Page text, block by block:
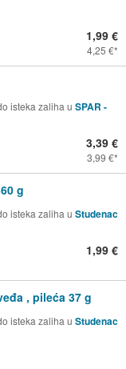
1,99 €
4,25 €
isteka zaliha u SPAR -
3,39 €
3,99 €
g
isteka zaliha u Studenac
1,99 €
, pileća 37 g
isteka zaliha u Studenac